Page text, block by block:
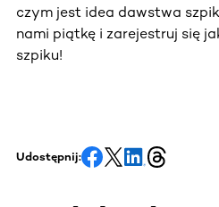
czym jest idea dawstwa
nami piątkę i zarejestruj się
szpiku!
Udostępnij: